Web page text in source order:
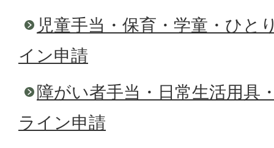
児童手当・保育・学童・ひと
イン申請
障がい者手当・日常生活用具
ライン申請